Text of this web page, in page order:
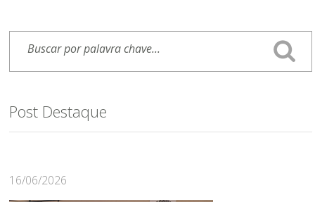
Post Destaque
16/06/2026